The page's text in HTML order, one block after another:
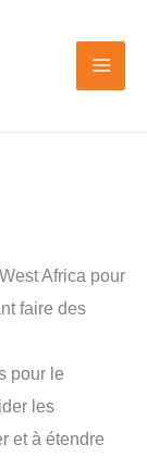
Africa pour
faire des
pour le
les
et à étendre